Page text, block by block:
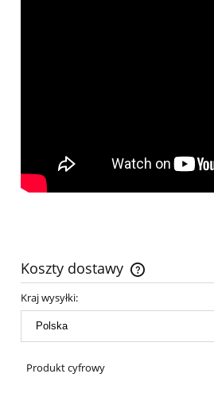
Koszty dostawy
Cena nie zawiera ewentualnych
Kraj wysyłki:
Produkt cyfrowy